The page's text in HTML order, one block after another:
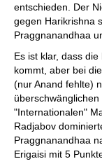
entschieden. Der
gegen Harikrishna
Praggnanandhaa
Es ist klar, dass
kommt, aber bei
(nur Anand fehlte)
"Internationalen"
Radjabov
Praggnanandhaa
Erigaisi mit 5